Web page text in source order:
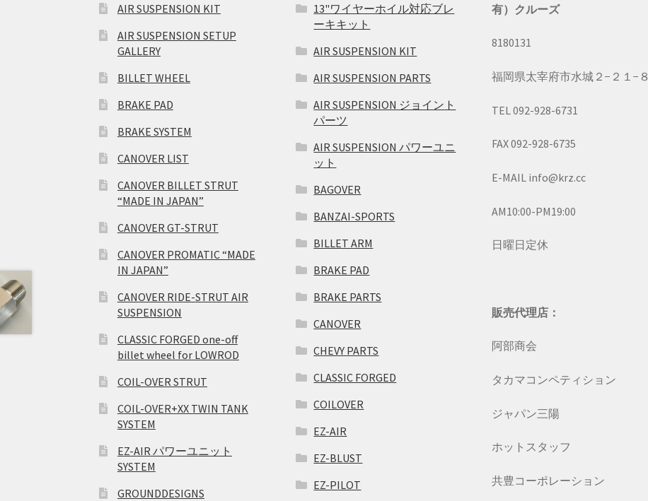
AIR SUSPENSION KIT
AIR SUSPENSION SETUP
GALLERY
BILLET WHEEL
BRAKE PAD
BRAKE SYSTEM
CANOVER LIST
CANOVER BILLET STRUT
“MADE IN JAPAN”
CANOVER GT-STRUT
CANOVER PROMATIC “MADE
IN JAPAN”
CANOVER RIDE-STRUT AIR
SUSPENSION
CLASSIC FORGED one-off
billet wheel for LOWROD
COIL-OVER STRUT
COIL-OVER+XX TWIN TANK
SYSTEM
EZ-AIR パワーユニット
SYSTEM
GROUNDDESIGNS
13"ワイヤーホイル対応ブレ
ーキキット
AIR SUSPENSION KIT
AIR SUSPENSION PARTS
AIR SUSPENSION ジョイント
パーツ
AIR SUSPENSION パワーユニ
ット
BAGOVER
BANZAI-SPORTS
BILLET ARM
BRAKE PAD
BRAKE PARTS
CANOVER
CHEVY PARTS
CLASSIC FORGED
COILOVER
EZ-AIR
EZ-BLUST
EZ-PILOT
有）クルーズ
8180131
福岡県太宰府市水城２−２１−８
TEL 092-928-6731
FAX 092-928-6735
E-MAIL info@krz.cc
AM10:00-PM19:00
日曜日定休
販売代理店：
阿部商会
タカマコンペティション
ジャパン三陽
ホットスタッフ
共豊コーポレーション